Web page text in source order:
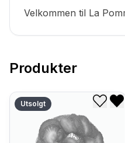
Velkommen til La
Produkter
Utsolgt